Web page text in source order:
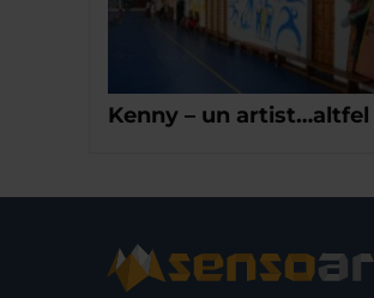
Kenny – un artist…altfel